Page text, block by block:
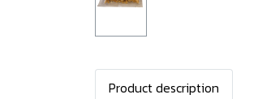
Product description